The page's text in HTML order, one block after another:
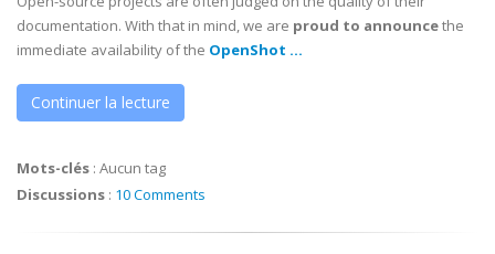
documentation. With that in mind, we are proud to announcethe
immediate availability of the OpenShot ...
Continuer la lecture
Mots-clés : Aucun tag
Discussions : 10 Comments